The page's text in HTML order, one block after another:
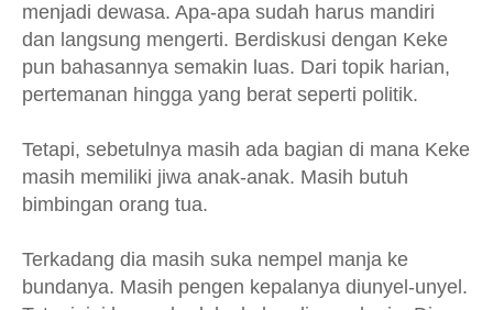
menjadi dewasa. Apa-apa sudah harus mandiri
dan langsung mengerti. Berdiskusi dengan Keke
pun bahasannya semakin luas. Dari topik harian,
pertemanan hingga yang berat seperti politik.
Tetapi, sebetulnya masih ada bagian di mana Keke
masih memiliki jiwa anak-anak. Masih butuh
bimbingan orang tua.
Terkadang dia masih suka nempel manja ke
bundanya. Masih pengen kepalanya diunyel-unyel.